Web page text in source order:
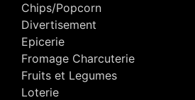
Chips/Popcorn
Divertisement
Epicerie
Fromage Charcuterie
Fruits et Legumes
Loterie